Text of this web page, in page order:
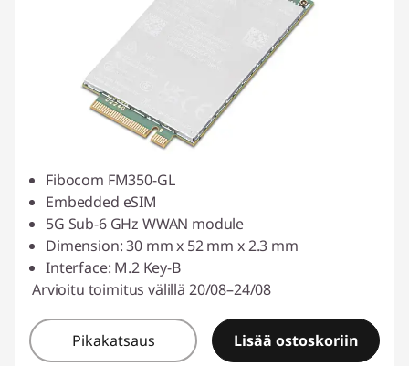
Fibocom FM350-GL
Embedded eSIM
5G Sub-6 GHz WWAN module
Dimension: 30 mm x 52 mm x 2.3 mm
Interface: M.2 Key-B
Arvioitu toimitus välillä 20/08–24/08
Pikakatsaus Lisää ostoskoriin